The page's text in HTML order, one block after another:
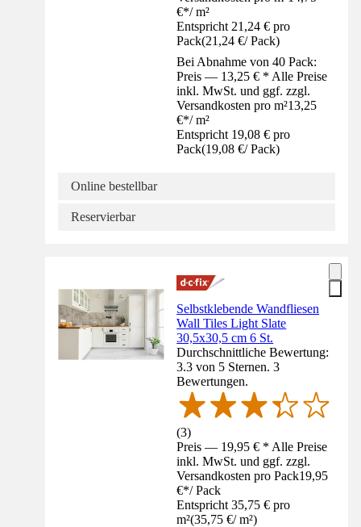
€*/ m²
Entspricht 21,24 € pro
Pack(21,24 €/ Pack)
Bei Abnahme von 40 Pack:
Preis — 13,25 € * Alle Preise
inkl. MwSt. und ggf. zzgl.
Versandkosten pro m²13,25
€*/ m²
Entspricht 19,08 € pro
Pack(19,08 €/ Pack)
Online bestellbar
Reservierbar
Selbstklebende Wandfliesen
Wall Tiles Light Slate
30,5x30,5 cm 6 St.
Durchschnittliche Bewertung:
3.3 von 5 Sternen. 3
Bewertungen.
(3)
Preis — 19,95 € * Alle Preise
inkl. MwSt. und ggf. zzgl.
Versandkosten pro Pack19,95
€*/ Pack
Entspricht 35,75 € pro
m²(35,75 €/ m²)